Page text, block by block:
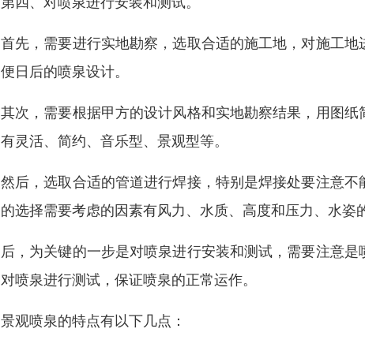
首先，需要进行实地勘察，选取合适的施工地，对施工
便日后的喷泉设计。
其次，需要根据甲方的设计风格和实地勘察结果，用图
有灵活、简约、音乐型、景观型等。
然后，选取合适的管道进行焊接，特别是焊接处要注意
的选择需要考虑的因素有风力、水质、高度和压力、水姿
后，为关键的一步是对喷泉进行安装和测试，需要注意
对喷泉进行测试，保证喷泉的正常运作。
景观喷泉的特点有以下几点：